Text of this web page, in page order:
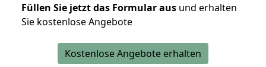
Füllen Sie jetzt das Formular aus und erhalten
Sie kostenlose Angebote
Kostenlose Angebote erhalten